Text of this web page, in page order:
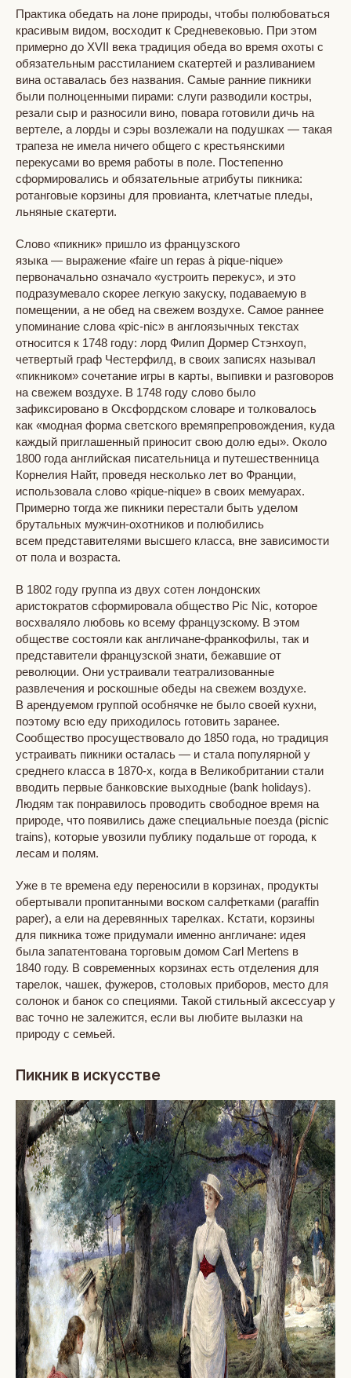
Практика обедать на лоне природы, чтобы полюбоваться
красивым видом, восходит к Средневековью. При этом
примерно до XVII века традиция обеда во время охоты с
обязательным расстиланием скатертей и разливанием
вина оставалась без названия. Самые ранние пикники
были полноценными пирами: слуги разводили костры,
резали сыр и разносили вино, повара готовили дичь на
вертеле, а лорды и сэры возлежали на подушках — такая
трапеза не имела ничего общего с крестьянскими
перекусами во время работы в поле. Постепенно
сформировались и обязательные атрибуты пикника:
ротанговые корзины для провианта, клетчатые пледы,
льняные скатерти.
Слово «пикник» пришло из французского
языка — выражение «faire un repas à pique-nique»
первоначально означало «устроить перекус», и это
подразумевало скорее легкую закуску, подаваемую в
помещении, а не обед на свежем воздухе. Самое раннее
упоминание слова «pic-nic» в англоязычных текстах
относится к 1748 году: лорд Филип Дормер Стэнхоуп,
четвертый граф Честерфилд, в своих записях называл
«пикником» сочетание игры в карты, выпивки и разговоров
на свежем воздухе. В 1748 году слово было
зафиксировано в Оксфордском словаре и толковалось
как «модная форма светского времяпрепровождения, куда
каждый приглашенный приносит свою долю еды». Около
1800 года английская писательница и путешественница
Корнелия Найт, проведя несколько лет во Франции,
использовала слово «pique-nique» в своих мемуарах.
Примерно тогда же пикники перестали быть уделом
брутальных мужчин-охотников и полюбились
всем представителями высшего класса, вне зависимости
от пола и возраста.
В 1802 году группа из двух сотен лондонских
аристократов сформировала общество Pic Nic, которое
восхваляло любовь ко всему французскому. В этом
обществе состояли как англичане-франкофилы, так и
представители французской знати, бежавшие от
революции. Они устраивали театрализованные
развлечения и роскошные обеды на свежем воздухе.
В арендуемом группой особнячке не было своей кухни,
поэтому всю еду приходилось готовить заранее.
Сообщество просуществовало до 1850 года, но традиция
устраивать пикники осталась — и стала популярной у
среднего класса в 1870-х, когда в Великобритании стали
вводить первые банковские выходные (bank holidays).
Людям так понравилось проводить свободное время на
природе, что появились даже специальные поезда (picnic
trains), которые увозили публику подальше от города, к
лесам и полям.
Уже в те времена еду переносили в корзинах, продукты
обертывали пропитанными воском салфетками (paraffin
paper), а ели на деревянных тарелках. Кстати, корзины
для пикника тоже придумали именно англичане: идея
была запатентована торговым домом Carl Mertens в
1840 году. В современных корзинах есть отделения для
тарелок, чашек, фужеров, столовых приборов, место для
солонок и банок со специями. Такой стильный аксессуар у
вас точно не залежится, если вы любите вылазки на
природу с семьей.
Пикник в искусстве